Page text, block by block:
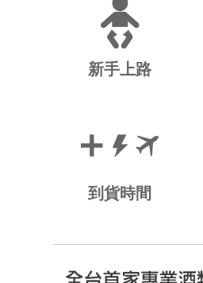
新手上路
到貨時間